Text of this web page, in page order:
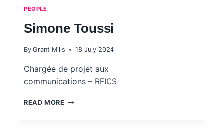
PEOPLE
Simone Toussi
By Grant Mills 18 July 2024
Chargée de projet aux
communications – RFICS
READ MORE SIMONE TOUSSI